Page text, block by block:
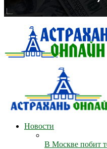
Новости
В Москве побит